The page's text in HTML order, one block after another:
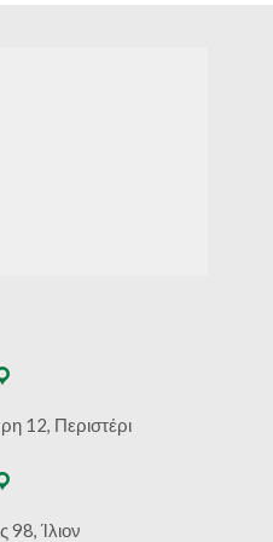
12, Περιστέρι
98, Ίλιον